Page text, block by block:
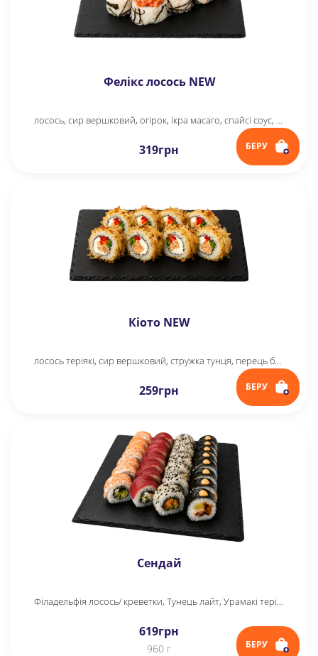
Фелікс лосось NEW
лосось, сир вершковий, огірок, ікра масаго, спайсі соус, рис, норі
319грн БЕРУ
Кіото NEW
лосось теріякі, сир вершковий, стружка тунця, перець болгарський, цибуля зелена, рис, норі
259грн БЕРУ
Сендай
Філадельфія лосось/ креветки, Тунець лайт, Урамакі теріякі, Футомак міні
619грн
960 г БЕРУ